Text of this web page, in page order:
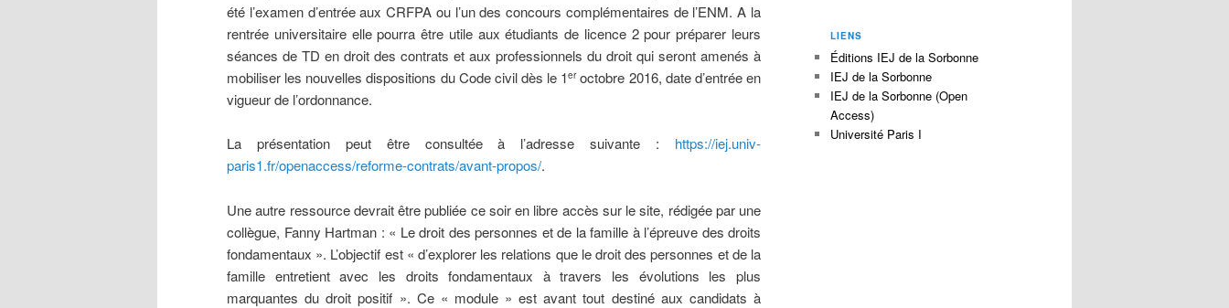
été l’examen d’entrée aux CRFPA ou l’un des concours complémentaires de l’ENM. A la
rentrée universitaire elle pourra être utile aux étudiants de licence 2 pour préparer leurs
séances de TD en droit des contrats et aux professionnels du droit qui seront amenés à
mobiliser les nouvelles dispositions du Code civil dès le 1eroctobre 2016, date d’entrée en
vigueur de l’ordonnance.
La présentation peut être consultée à l’adresse suivante : https://iej.univ-
paris1.fr/openaccess/reforme-contrats/avant-propos/.
Une autre ressource devrait être publiée ce soir en libre accès sur le site, rédigée par une
collègue, Fanny Hartman : « Le droit des personnes et de la famille à l’épreuve des droits
fondamentaux ». L’objectif est « d’explorer les relations que le droit des personnes et de la
famille entretient avec les droits fondamentaux à travers les évolutions les plus
marquantes du droit positif ». Ce « module » est avant tout destiné aux candidats à
LIENS
Éditions IEJ de la Sorbonne
IEJ de la Sorbonne
IEJ de la Sorbonne (Open
Access)
Université Paris I